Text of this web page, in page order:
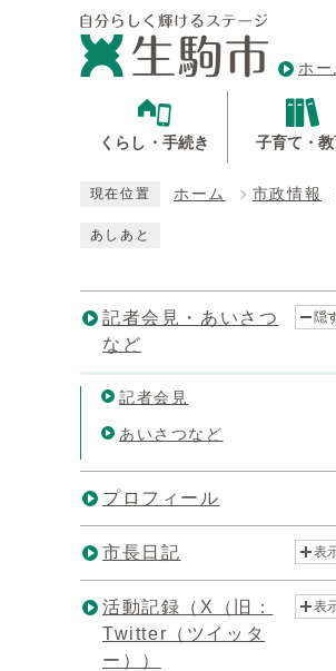
ホー
くらし・手続き 子育て・
現在位置 ホーム 市政情報
あしあと
記者会見・あいさつ
など
隠
記者会見
あいさつなど
プロフィール
市長日記 表
活動記録（X（旧：
Twitter（ツイッタ
ー））
表